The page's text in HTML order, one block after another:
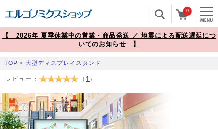
0
【 2026年 夏季休業中の営業・商品発送 ／ 地震による配送遅延につ
いてのお知らせ 】
TOP > 大型ディスプレイスタンド
レビュー： （ 1 ）
Prev